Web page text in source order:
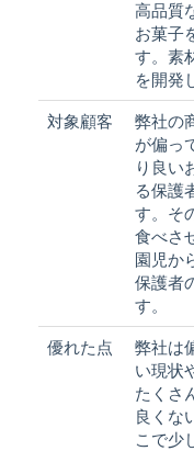
高品質
お菓子
す。素
を開発
対象顧客
弊社の
が偏っ
り良い
る保護
す。そ
食べさ
園児か
保護者
す。
優れた点
弊社は
い現状
たくさ
良くな
こで少